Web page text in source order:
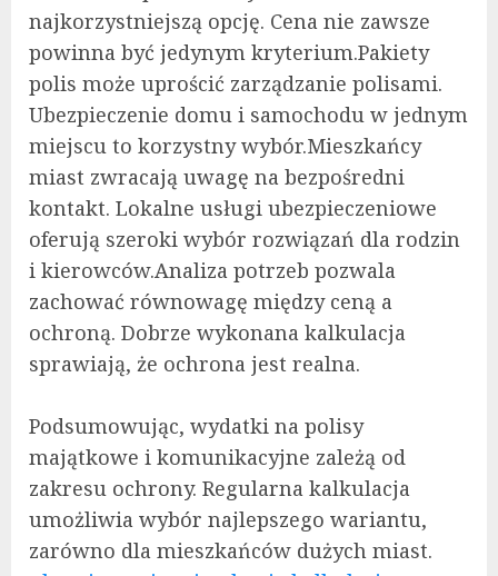
najkorzystniejszą opcję. Cena nie zawsze
powinna być jedynym kryterium.Pakiety
polis może uprościć zarządzanie polisami.
Ubezpieczenie domu i samochodu w jednym
miejscu to korzystny wybór.Mieszkańcy
miast zwracają uwagę na bezpośredni
kontakt. Lokalne usługi ubezpieczeniowe
oferują szeroki wybór rozwiązań dla rodzin
i kierowców.Analiza potrzeb pozwala
zachować równowagę między ceną a
ochroną. Dobrze wykonana kalkulacja
sprawiają, że ochrona jest realna.
Podsumowując, wydatki na polisy
majątkowe i komunikacyjne zależą od
zakresu ochrony. Regularna kalkulacja
umożliwia wybór najlepszego wariantu,
zarówno dla mieszkańców dużych miast.